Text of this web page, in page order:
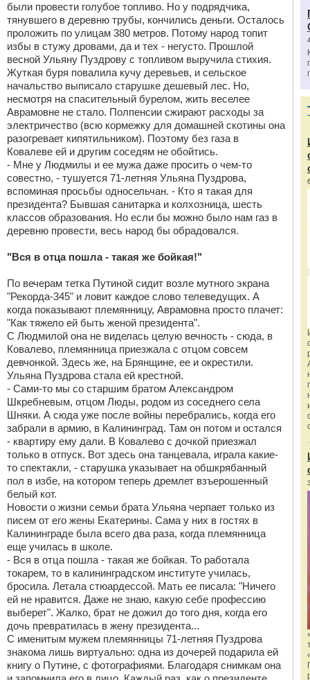
были провести голубое топливо. Но у подрядчика,
тянувшего в деревню трубы, кончились деньги. Осталось
проложить по улицам 380 метров. Потому народ топит
избы в стужу дровами, да и тех - негусто. Прошлой
весной Ульяну Пуздрову с топливом выручила стихия.
Жуткая буря повалила кучу деревьев, и сельское
начальство выписало старушке дешевый лес. Но,
несмотря на спасительный бурелом, жить веселее
Аврамовне не стало. Полпенсии сжирают расходы за
электричество (всю кормежку для домашней скотины она
разогревает кипятильником). Поэтому без газа в
Ковалеве ей и другим соседям не обойтись.
- Мне у Людмилы и ее мужа даже просить о чем-то
совестно, - тушуется 71-летняя Ульяна Пуздрова,
вспоминая просьбы односельчан. - Кто я такая для
президента? Бывшая санитарка и колхозница, шесть
классов образования. Но если бы можно было нам газ в
деревню провести, весь народ бы обрадовался.
"Вся в отца пошла - такая же бойкая!"
По вечерам тетка Путиной сидит возле мутного экрана
"Рекорда-345" и ловит каждое слово телеведущих. А
когда показывают племянницу, Аврамовна просто плачет:
"Как тяжело ей быть женой президента".
С Людмилой она не виделась целую вечность - сюда, в
Ковалево, племянница приезжала с отцом совсем
девчонкой. Здесь же, на Брянщине, ее и окрестили.
Ульяна Пуздрова стала ей крестной.
- Сами-то мы со старшим братом Александром
Шкребневым, отцом Люды, родом из соседнего села
Шняки. А сюда уже после войны перебрались, когда его
забрали в армию, в Калининград. Там он потом и остался
- квартиру ему дали. В Ковалево с дочкой приезжал
только в отпуск. Вот здесь она танцевала, играла какие-
то спектакли, - старушка указывает на обшкрябанный
пол в избе, на котором теперь дремлет взъерошенный
белый кот.
Новости о жизни семьи брата Ульяна черпает только из
писем от его жены Екатерины. Сама у них в гостях в
Калининграде была всего два раза, когда племянница
еще училась в школе.
- Вся в отца пошла - такая же бойкая. То работала
токарем, то в калининградском институте училась,
бросила. Летала стюардессой. Мать ее писала: "Ничего
ей не нравится. Даже не знаю, какую себе профессию
выберет". Жалко, брат не дожил до того дня, когда его
дочь превратилась в жену президента...
С именитым мужем племянницы 71-летняя Пуздрова
знакома лишь виртуально: одна из дочерей подарила ей
книгу о Путине, с фотографиями. Благодаря снимкам она